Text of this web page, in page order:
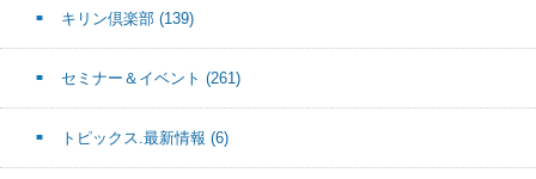
キリン倶楽部 (139)
セミナー＆イベント (261)
トピックス.最新情報 (6)